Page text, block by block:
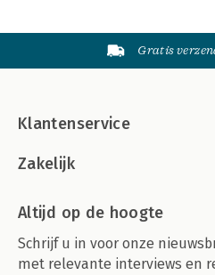
Gratis
Klantenservice
Zakelijk
Altijd op de hoogte
Schrijf u in voor onze
met relevante interviews en